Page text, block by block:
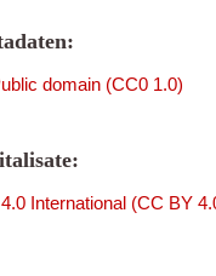
domain (CC0 1.0)
International (CC BY